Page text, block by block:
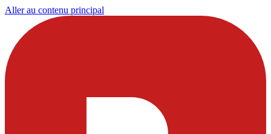
Aller au contenu principal